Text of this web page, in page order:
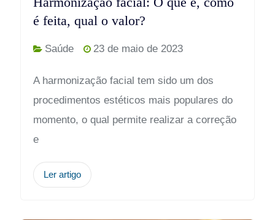
é feita, qual o valor?
Saúde 23 de maio de 2023
A harmonização facial tem sido um dos
procedimentos estéticos mais populares do
momento, o qual permite realizar a correção
e
Ler artigo